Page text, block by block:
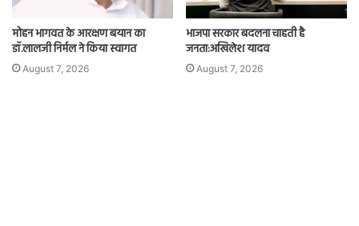
मोहन भागवत के आरक्षण बयान का
डॉ.लालजी निर्मल ने किया स्वागत
August 7, 2026
भाजपा सरकार बदलना चाहती है
जनता:अखिलेश यादव
August 7, 2026